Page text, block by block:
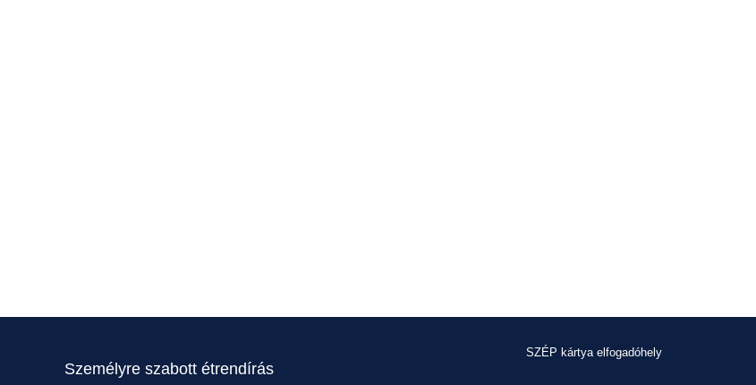
Személyre szabott étrendírás
SZÉP kártya elfogadóhely